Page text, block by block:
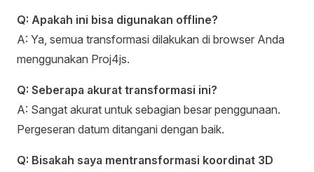
Q: Apakah ini bisa digunakan offline?
A: Ya, semua transformasi dilakukan di browser Anda
menggunakan Proj4js.
Q: Seberapa akurat transformasi ini?
A: Sangat akurat untuk sebagian besar penggunaan.
Pergeseran datum ditangani dengan baik.
Q: Bisakah saya mentransformasi koordinat 3D